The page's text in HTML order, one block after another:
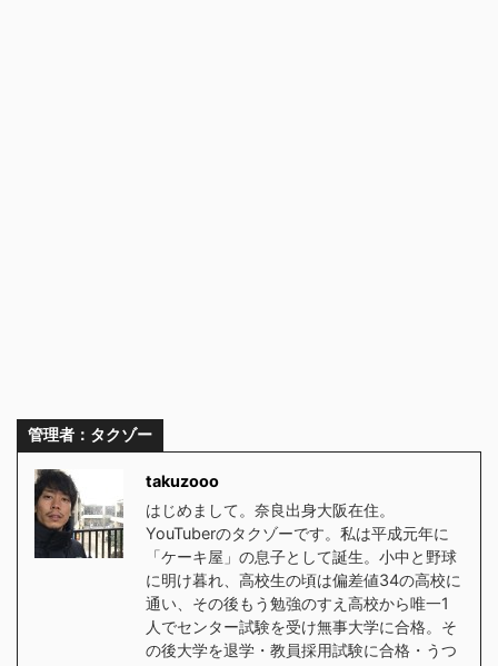
管理者：タクゾー
takuzooo
はじめまして。奈良出身大阪在住。
YouTuberのタクゾーです。私は平成元年に
「ケーキ屋」の息子として誕生。小中と野球
に明け暮れ、高校生の頃は偏差値34の高校に
通い、その後もう勉強のすえ高校から唯一1
人でセンター試験を受け無事大学に合格。そ
の後大学を退学・教員採用試験に合格・うつ